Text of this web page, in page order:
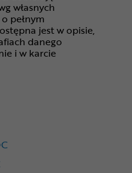
własnych
pełnym
jest w opisie,
danego
i w karcie